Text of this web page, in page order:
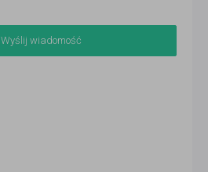
Wyślij wiadomość